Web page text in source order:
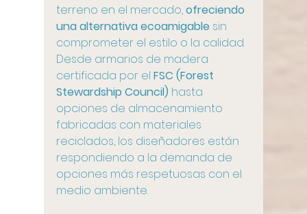
terreno en el mercado, ofreciendo
una alternativa ecoamigable sin
comprometer el estilo o la calidad.
Desde armarios de madera
certificada por el FSC (Forest
Stewardship Council) hasta
opciones de almacenamiento
fabricadas con materiales
reciclados, los diseñadores están
respondiendo a la demanda de
opciones más respetuosas con el
medio ambiente.